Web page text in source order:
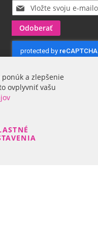
r
h
á
t
e
a
o
Odoberať
a zlepšenie
ovplyvniť vašu